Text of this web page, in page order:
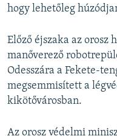
hogy lehetőleg
Előző éjszaka az orosz
manőverező
Odesszára a Fekete-
megsemmisített a
kikötővárosban.
Az orosz védelmi